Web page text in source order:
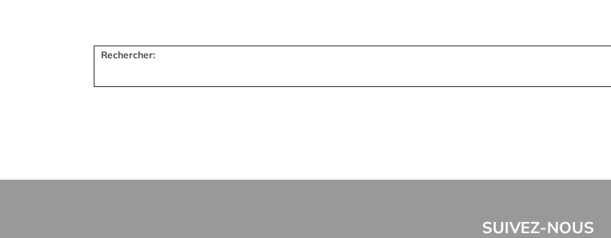
Rechercher:
SUIVEZ-NOUS